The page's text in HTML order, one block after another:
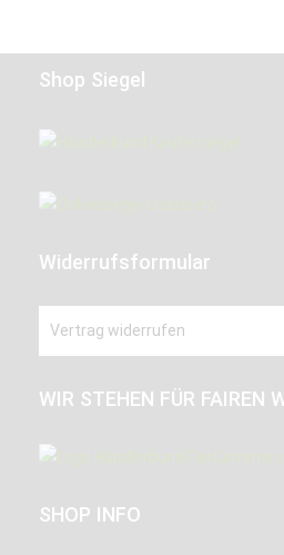
Shop Siegel
Widerrufsformular
Vertrag widerrufen
WIR STEHEN FÜR FAIREN
SHOP INFO